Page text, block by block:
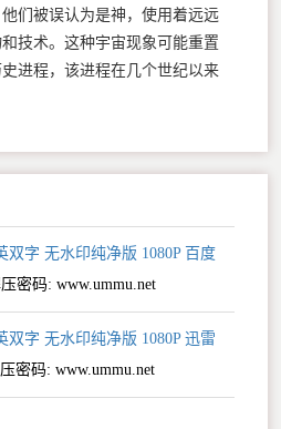
们被误认为是神，使用着远远
技术。这种宇宙现象可能重置
进程，该进程在几个世纪以来
双字 无水印纯净版 1080P 百度
密码: www.ummu.net
双字 无水印纯净版 1080P 迅雷
密码: www.ummu.net